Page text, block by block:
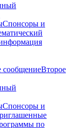
Спонсоры и
сообщениеВторое
Спонсоры и
по